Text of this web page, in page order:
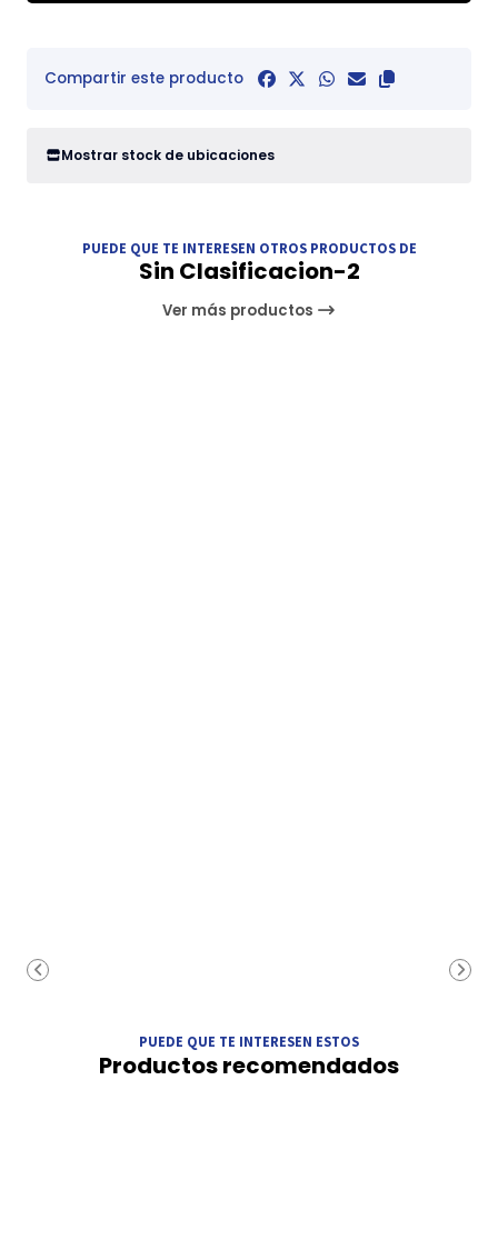
Compartir este producto
Mostrar stock de ubicaciones
PUEDE QUE TE INTERESEN OTROS PRODUCTOS DE
Sin Clasificacion-2
Ver más productos
PUEDE QUE TE INTERESEN ESTOS
Productos recomendados